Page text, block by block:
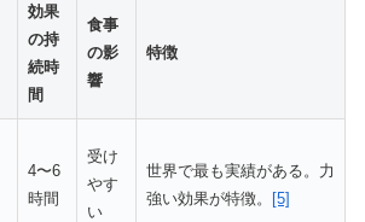
：バランス型8時間継続薬
42分後
の絶妙タイミング
効果
の持
続時
間
食事
の影
響
特徴
4〜6
時間
受け
やす
い
世界で最も実績がある。力
強い効果が特徴。
[5]